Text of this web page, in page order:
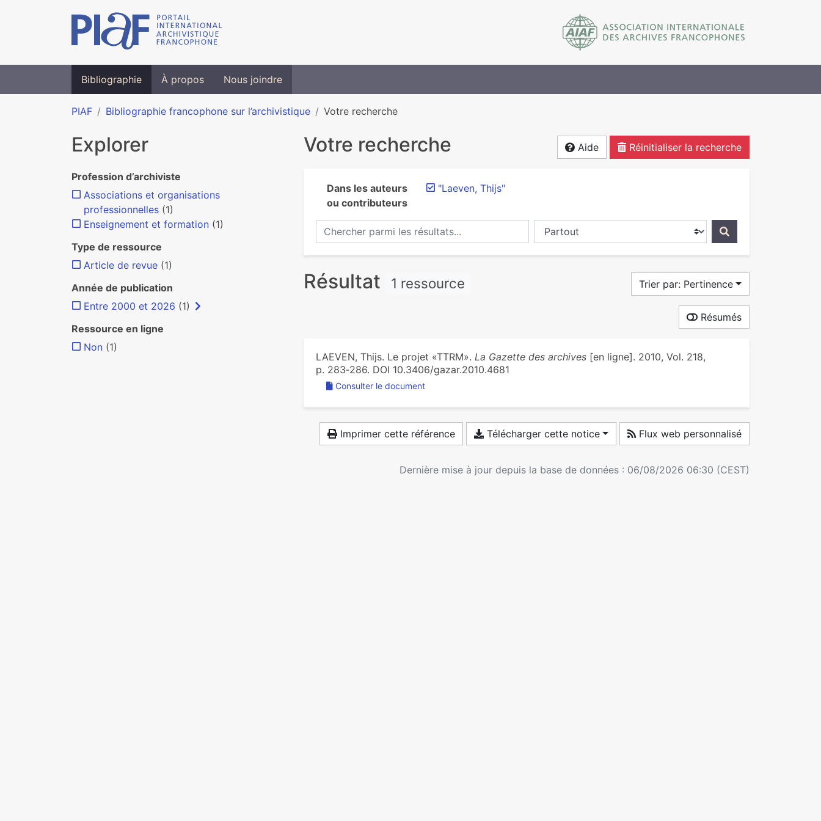
Bibliographie À propos Nous joindre
PIAF Bibliographie francophone sur l’archivistique Votre recherche
Votre recherche Aide Réinitialiser la recherche
Dans les auteurs
ou contributeurs
"Laeven, Thijs"
Chercher parmi les résultats... Chercher dans...
Résultat 1 ressource Trier par: Pertinence
Résumés
LAEVEN, Thijs. Le projet «TTRM». La Gazette des archives[en ligne]. 2010, Vol. 218,
p. 283‑286. DOI 10.3406/gazar.2010.4681
Consulter le document
Imprimer cette référence Télécharger cette notice Flux web personnalisé
Dernière mise à jour depuis la base de données : 06/08/2026 06:30 (CEST)
Explorer
Profession d’archiviste
Associations et organisations
professionnelles (1)
Enseignement et formation (1)
Type de ressource
Article de revue (1)
Année de publication
Entre 2000 et 2026 (1)
Ressource en ligne
Non (1)